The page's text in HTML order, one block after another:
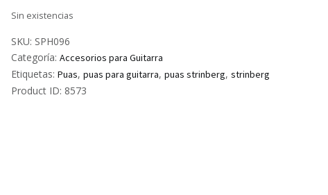
Sin existencias
SKU: SPH096
Categoría: Accesorios para Guitarra
Etiquetas: Puas, puas para guitarra, puas strinberg, strinberg
Product ID: 8573